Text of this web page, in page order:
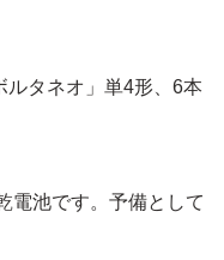
ルタネオ」単4形、6本
電池です。予備として